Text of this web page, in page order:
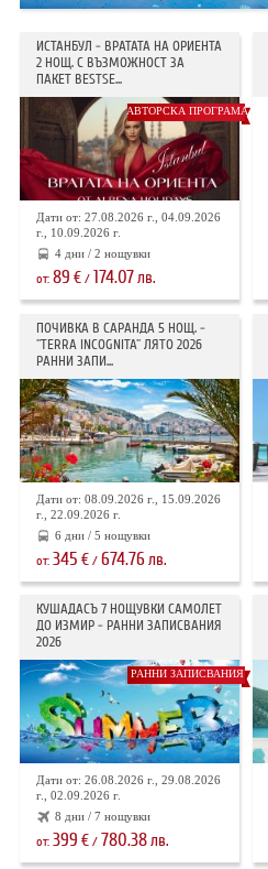
ИСТАНБУЛ - ВРАТАТА НА ОРИЕНТА
2 НОЩ. С ВЪЗМОЖНОСТ ЗА
ПАКЕТ BESTSE...
АВТОРСКА ПРОГРАМА
Дати от: 27.08.2026 г., 04.09.2026
г., 10.09.2026 г.
4 дни / 2 нощувки
от: 89 €/ 174.07лв.
ПОЧИВКА В САРАНДА 5 НОЩ. -
"TERRA INCOGNITA" ЛЯТО 2026
РАННИ ЗАПИ...
Дати от: 08.09.2026 г., 15.09.2026
г., 22.09.2026 г.
6 дни / 5 нощувки
от: 345 €/ 674.76 лв.
КУШАДАСЪ 7 НОЩУВКИ САМОЛЕТ
ДО ИЗМИР - РАННИ ЗАПИСВАНИЯ
2026
РАННИ ЗАПИСВАНИЯ
Дати от: 26.08.2026 г., 29.08.2026
г., 02.09.2026 г.
8 дни / 7 нощувки
от: 399 €/ 780.38лв.